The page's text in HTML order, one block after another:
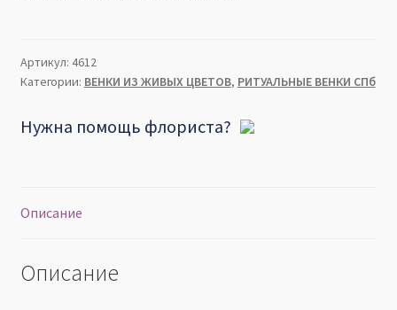
и
лизиантуса
Артикул: 4612
Категории: ВЕНКИ ИЗ ЖИВЫХ ЦВЕТОВ, РИТУАЛЬНЫЕ ВЕНКИ СПб
Нужна помощь флориста?
Описание
Описание